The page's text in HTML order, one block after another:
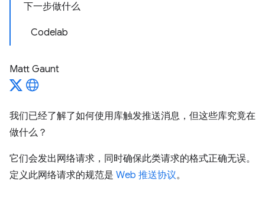
下一步做什么
Codelab
Matt Gaunt
我们已经了解了如何使用库触发推送消息，但这些库究竟在
做什么？
它们会发出网络请求，同时确保此类请求的格式正确无误。
定义此网络请求的规范是 Web 推送协议。